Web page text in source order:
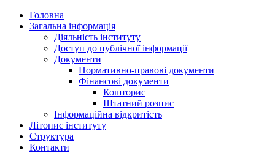
Головна
Загальна інформація
Діяльність інституту
Доступ до публічної інформації
Документи
Нормативно-правові документи
Фінансові документи
Кошторис
Штатний розпис
Інформаційна відкритість
Літопис інституту
Структура
Контакти